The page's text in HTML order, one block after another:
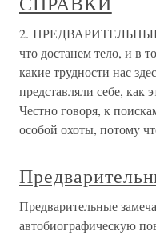
2.
что достанем тело, и в
какие трудности нас
представляли себе, как
Честно говоря, к
особой охоты, потому
Предварительные
автобиографическую